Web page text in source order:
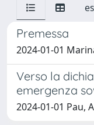
Premessa
2024-01-01
Verso la
emergenza
2024-01-01 Pau,